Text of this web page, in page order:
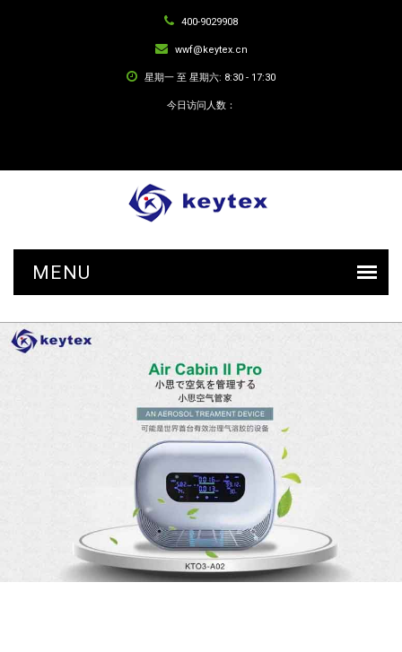
400-9029908
wwf@keytex.cn
星期一 至 星期六: 8:30 - 17:30
今日访问人数：